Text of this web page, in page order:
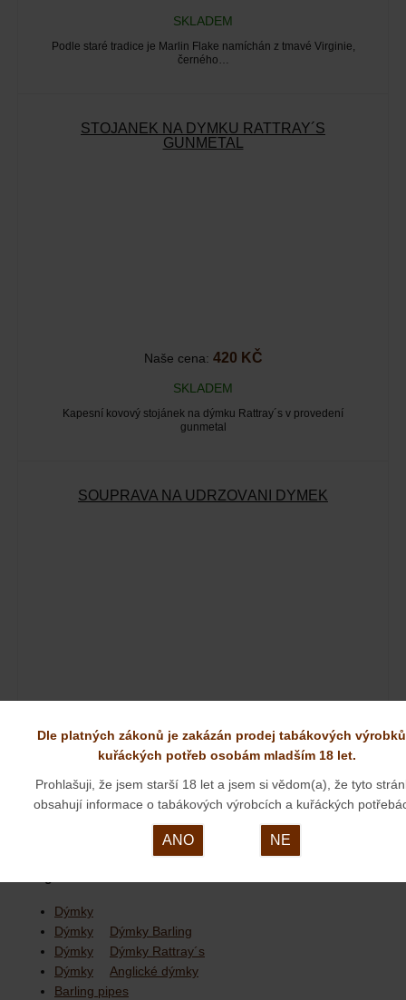
SKLADEM
Podle staré tradice je Marlin Flake namíchán z tmavé Virginie,
černého…
STOJÁNEK NA DÝMKU RATTRAY´S
GUNMETAL
Naše cena: 420 KČ
SKLADEM
Kapesní kovový stojánek na dýmku Rattray´s v provedení
gunmetal
SOUPRAVA NA UDRŽOVÁNÍ DÝMEK
SKLADEM
Souprava k údržbě dýmekObsahuje:Stem polish - pasta:
30mlPipe polish -…
Rattray´s Barling Marylebone rustic 1812 naleznete v těchto
Dýmky
Dýmky
Dýmky Barling
Dýmky
Dýmky Rattray´s
Dýmky
Anglické dýmky
Barling pipes
Dle platných zákonů je zakázán prodej tabákových
kuřáckých potřeb osobám mladším 18 let.
Prohlašuji, že jsem starší 18 let a jsem si vědom(a), že tyto
obsahují informace o tabákových výrobcích a kuřáckých
ANO NE